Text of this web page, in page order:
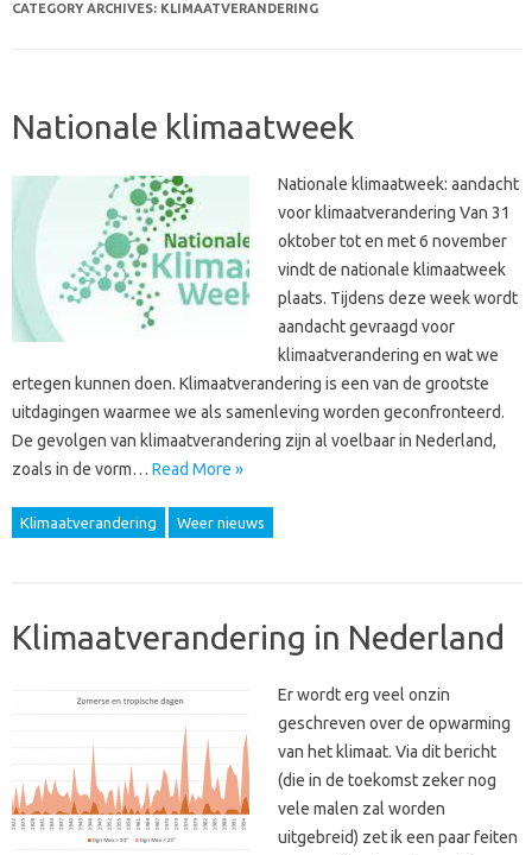
CATEGORY ARCHIVES: KLIMAATVERANDERING
Nationale klimaatweek
Nationale klimaatweek: aandacht
voor klimaatverandering Van 31
oktober tot en met 6 november
vindt de nationale klimaatweek
plaats. Tijdens deze week wordt
aandacht gevraagd voor
klimaatverandering en wat we
ertegen kunnen doen. Klimaatverandering is een van de grootste
uitdagingen waarmee we als samenleving worden geconfronteerd.
De gevolgen van klimaatverandering zijn al voelbaar in Nederland,
zoals in de vorm… Read More »
Klimaatverandering Weer nieuws
Klimaatverandering in Nederland
Er wordt erg veel onzin
geschreven over de opwarming
van het klimaat. Via dit bericht
(die in de toekomst zeker nog
vele malen zal worden
uitgebreid) zet ik een paar feiten